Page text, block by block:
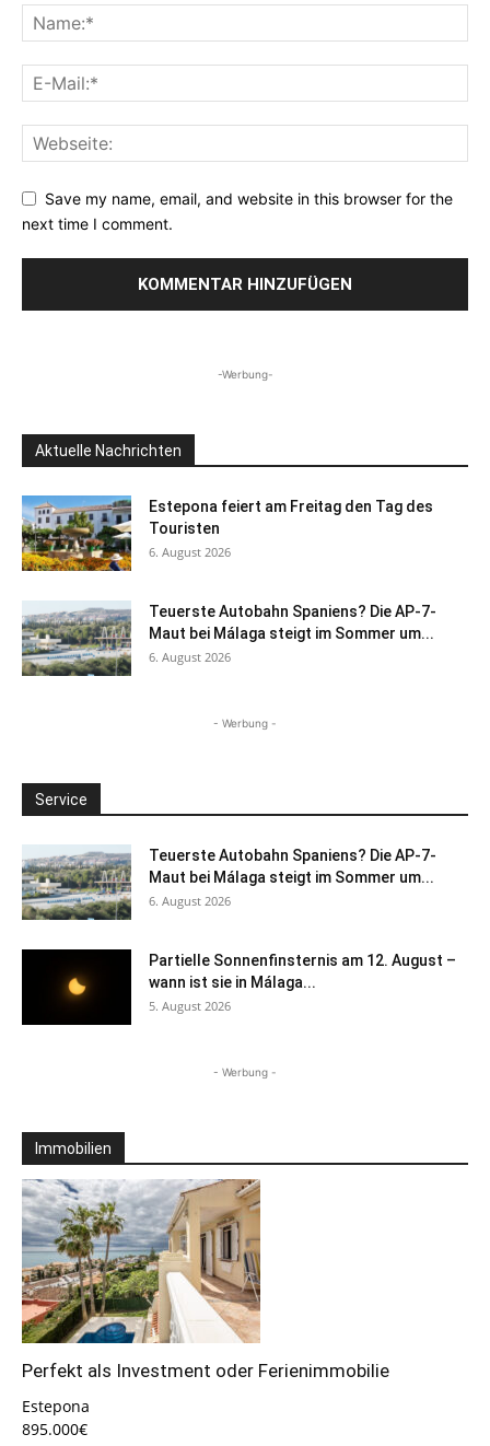
Save my name, email, and website in this browser for the
next time I comment.
-Werbung-
Aktuelle Nachrichten
Estepona feiert am Freitag den Tag des
Touristen
6. August 2026
Teuerste Autobahn Spaniens? Die AP-7-
Maut bei Málaga steigt im Sommer um...
6. August 2026
- Werbung -
Service
Teuerste Autobahn Spaniens? Die AP-7-
Maut bei Málaga steigt im Sommer um...
6. August 2026
Partielle Sonnenfinsternis am 12. August –
wann ist sie in Málaga...
5. August 2026
- Werbung -
Immobilien
Perfekt als Investment oder Ferienimmobilie
Estepona
895.000€